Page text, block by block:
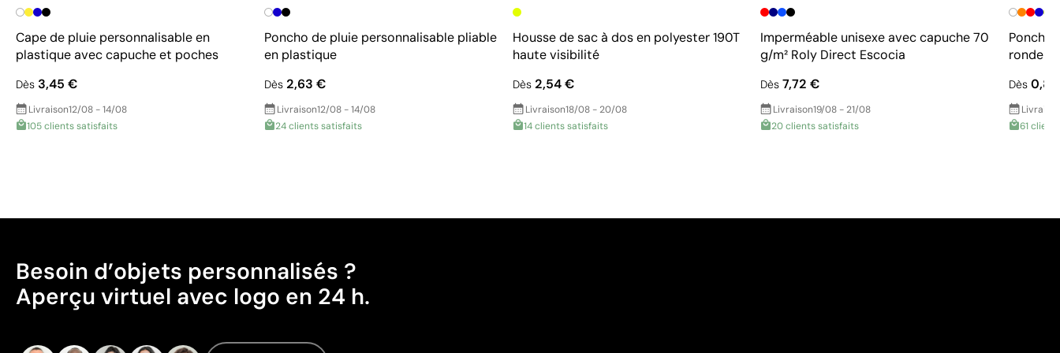
Cape de pluie personnalisable en
plastique avec capuche et poches
Dès 3,45 €
Livraison12/08 - 14/08
105 clients satisfaits
Poncho de pluie personnalisable pliable
en plastique
Dès2,63 €
Livraison12/08 - 14/08
24 clients satisfaits
Housse de sac à dos en polyester 190T
haute visibilité
Dès2,54 €
Livraison18/08 - 20/08
14 clients satisfaits
Imperméable unisexe avec capuche 70
g/m² Roly Direct Escocia
Dès 7,72 €
Livraison19/08 - 21/08
20 clients satisfaits
Poncho
ronde
Dès
61
Besoin d’objets personnalisés ?
Aperçu virtuel avec logo en 24 h.